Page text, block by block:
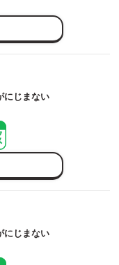
にじまない
にじまない